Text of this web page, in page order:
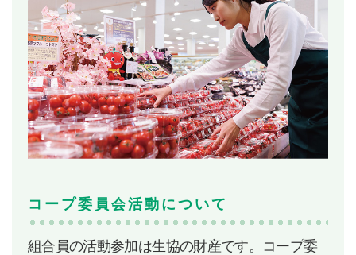
コープ委員会活動について
組合員の活動参加は生協の財産です。コープ委